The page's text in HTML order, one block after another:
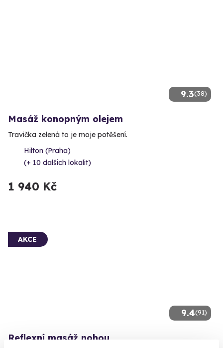
9.3(38)
Masáž konopným olejem
Travička zelená to je moje potěšení.
Hilton (Praha)
(+ 10 dalších lokalit)
1 940 Kč
9.4(91)
AKCE
Reflexní masáž nohou